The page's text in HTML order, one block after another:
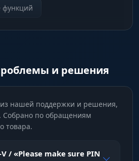
тело для стабильного
и тех, кто за стеной,
только по реальным
функций
и решения
нашей поддержки и решения,
Собрано по обращениям
товара.
/ «Please make sure PIN